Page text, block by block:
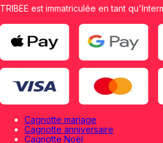
TRIBEE est immatriculée en tant
Cagnotte mariage
Cagnotte anniversaire
Cagnotte Noël